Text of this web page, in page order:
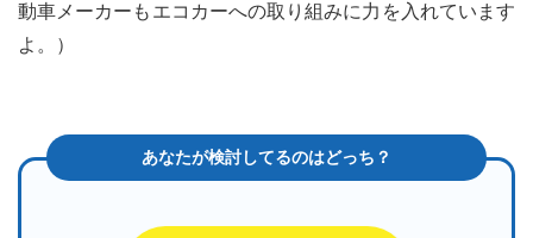
動車メーカーもエコカーへの取り組みに力を入れています
よ。）